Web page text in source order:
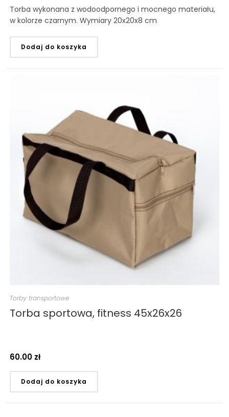
Torba wykonana z wodoodpornego i mocnego materiału,
w kolorze czarnym. Wymiary 20x20x8 cm
Dodaj do koszyka
Torby transportowe
Torba sportowa, fitness 45x26x26
60.00 zł
Dodaj do koszyka